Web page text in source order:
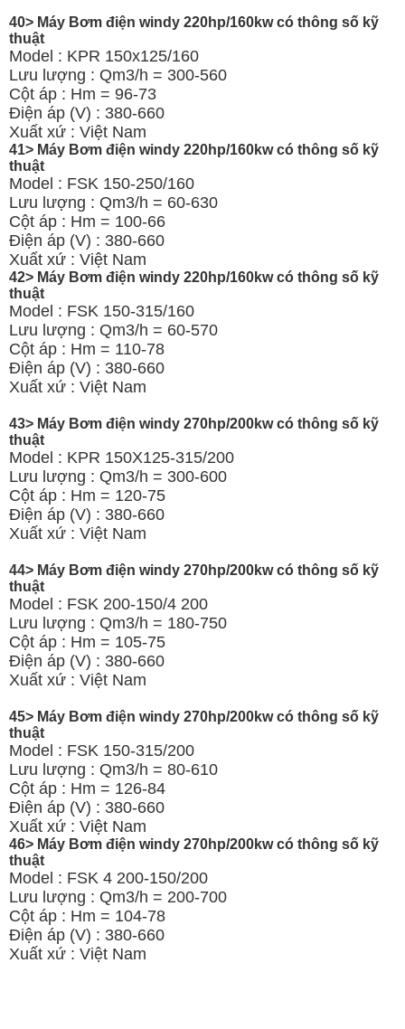
40> Máy Bơm điện windy 220hp/160kw có thông số kỹ
thuật
Model : KPR 150x125/160
Lưu lượng : Qm3/h = 300-560
Cột áp : Hm = 96-73
Điện áp (V) : 380-660
Xuất xứ : Việt Nam
41> Máy Bơm điện windy 220hp/160kw có thông số kỹ
thuật
Model : FSK 150-250/160
Lưu lượng : Qm3/h = 60-630
Cột áp : Hm = 100-66
Điện áp (V) : 380-660
Xuất xứ : Việt Nam
42> Máy Bơm điện windy 220hp/160kw có thông số kỹ
thuật
Model : FSK 150-315/160
Lưu lượng : Qm3/h = 60-570
Cột áp : Hm = 110-78
Điện áp (V) : 380-660
Xuất xứ : Việt Nam
43> Máy Bơm điện windy 270hp/200kw có thông số kỹ
thuật
Model : KPR 150X125-315/200
Lưu lượng : Qm3/h = 300-600
Cột áp : Hm = 120-75
Điện áp (V) : 380-660
Xuất xứ : Việt Nam
44> Máy Bơm điện windy 270hp/200kw có thông số kỹ
thuật
Model : FSK 200-150/4 200
Lưu lượng : Qm3/h = 180-750
Cột áp : Hm = 105-75
Điện áp (V) : 380-660
Xuất xứ : Việt Nam
45> Máy Bơm điện windy 270hp/200kw có thông số kỹ
thuật
Model : FSK 150-315/200
Lưu lượng : Qm3/h = 80-610
Cột áp : Hm = 126-84
Điện áp (V) : 380-660
Xuất xứ : Việt Nam
46> Máy Bơm điện windy 270hp/200kw có thông số kỹ
thuật
Model : FSK 4 200-150/200
Lưu lượng : Qm3/h = 200-700
Cột áp : Hm = 104-78
Điện áp (V) : 380-660
Xuất xứ : Việt Nam